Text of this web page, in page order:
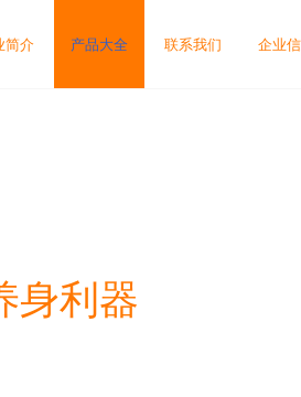
简介 产品大全 联系我们 企业
身利器